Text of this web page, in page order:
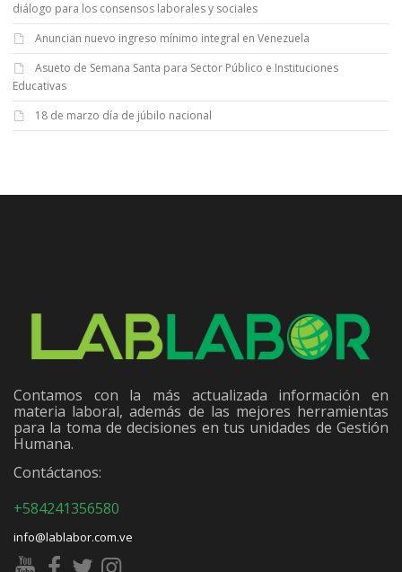
diálogo para los consensos laborales y sociales
Anuncian nuevo ingreso mínimo integral en Venezuela
Asueto de Semana Santa para Sector Público e Instituciones
Educativas
18 de marzo día de júbilo nacional
Contamos con la más actualizada información en
materia laboral, además de las mejores herramientas
para la toma de decisiones en tus unidades de Gestión
Humana.
Contáctanos:
+584241356580
info@lablabor.com.ve